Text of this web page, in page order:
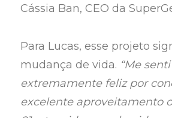
Cássia Ban, CEO da
Para Lucas, esse projeto
mudança de vida. “Me
extremamente feliz por
excelente aproveitamento